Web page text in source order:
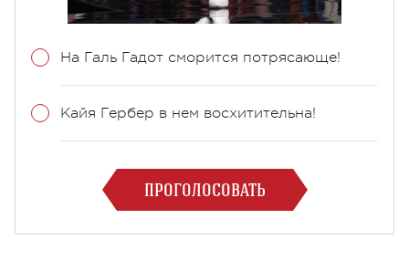
На Галь Гадот сморится потрясающе!
Кайя Гербер в нем восхитительна!
ПРОГОЛОСОВАТЬ